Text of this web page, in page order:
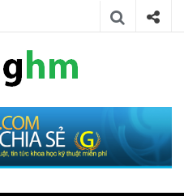
gianghm
miễn phí